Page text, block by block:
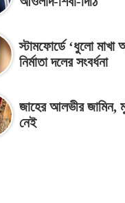
স্টামফোর্ডে ‘ধুলো মাখা
নির্মাতা দলের সংবর্ধনা
জাহের আলভীর জামিন,
নেই